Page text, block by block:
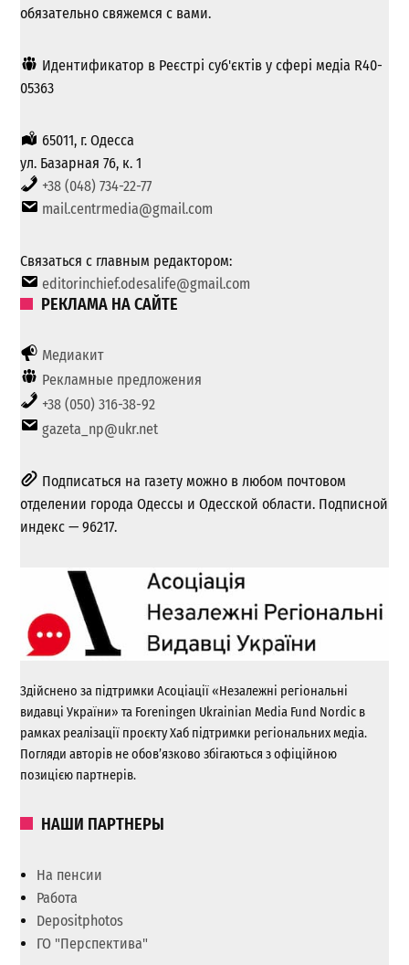
обязательно свяжемся с вами.
Идентификатор в Реєстрі суб'єктів у сфері медіа R40-
05363
65011, г. Одесса
ул. Базарная 76, к. 1
+38 (048) 734-22-77
mail.centrmedia@gmail.com
Связаться с главным редактором:
editorinchief.odesalife@gmail.com
РЕКЛАМА НА САЙТЕ
Медиакит
Рекламные предложения
+38 (050) 316-38-92
gazeta_np@ukr.net
Подписаться на газету можно в любом почтовом
отделении города Одессы и Одесской области. Подписной
индекс — 96217.
Здійснено за підтримки Асоціації «Незалежні регіональні
видавці України» та Foreningen Ukrainian Media Fund Nordic в
рамках реалізації проєкту Хаб підтримки регіональних медіа.
Погляди авторів не обов’язково збігаються з офіційною
позицією партнерів.
НАШИ ПАРТНЕРЫ
На пенсии
Работа
Depositphotos
ГО "Перспектива"